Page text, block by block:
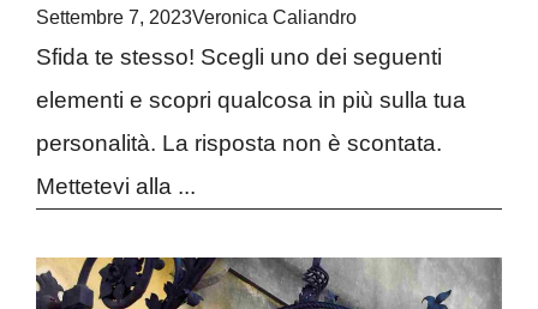
Settembre 7, 2023Veronica Caliandro
Sfida te stesso! Scegli uno dei seguenti
elementi e scopri qualcosa in più sulla tua
personalità. La risposta non è scontata.
Mettetevi alla ...